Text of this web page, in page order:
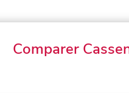
Comparer